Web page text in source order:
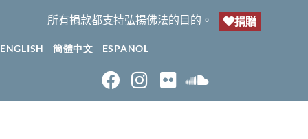
所有捐款都支持弘揚佛法的目的。 捐贈
ENGLISH 簡體中文 ESPAÑOL